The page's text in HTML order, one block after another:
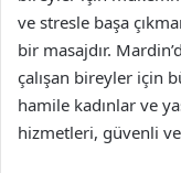
ve stresle başa
bir masajdır.
çalışan bireyler için
hamile kadınlar ve
hizmetleri, güvenli